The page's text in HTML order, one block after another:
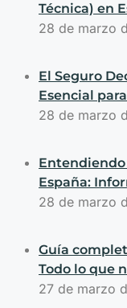
Técnica) en
para
28 de marzo
El Seguro
Esencial
28 de marzo
España:
28 de marzo
Guía
Todo lo que
o construir
27 de marzo